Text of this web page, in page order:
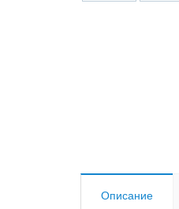
Описание